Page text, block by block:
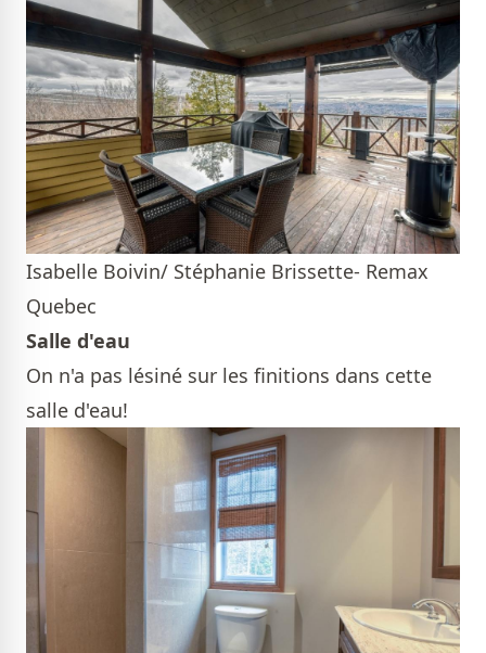
Isabelle Boivin/ Stéphanie Brissette- Remax
Quebec
Salle d'eau
On n'a pas lésiné sur les finitions dans cette
salle d'eau!